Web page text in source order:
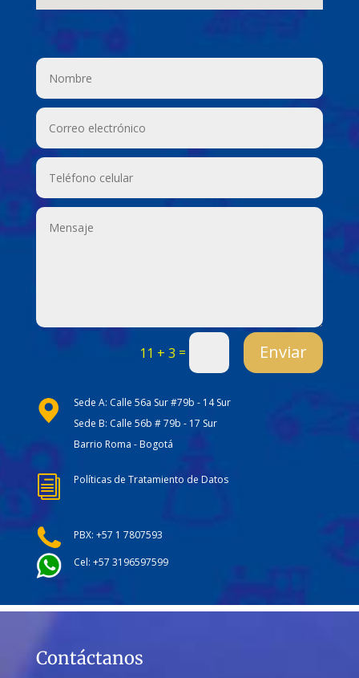
11 + 3 = Enviar
Sede A: Calle 56a Sur #79b - 14 Sur
Sede B: Calle 56b # 79b - 17 Sur
Barrio Roma - Bogotá
i Políticas de Tratamiento de Datos
PBX: +57 1 7807593
Cel: +57 3196597599
Contáctanos